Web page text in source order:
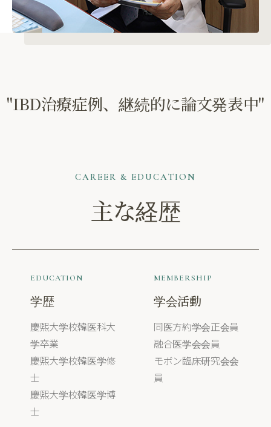
"IBD治療症例、継続的に論文発表中"
CAREER & EDUCATION
主な経歴
EDUCATION
学歴
慶熙大学校韓医科大
学卒業
慶熙大学校韓医学修
士
慶熙大学校韓医学博
士
MEMBERSHIP
学会活動
同医方約学会正会員
融合医学会会員
モボン臨床研究会会
員